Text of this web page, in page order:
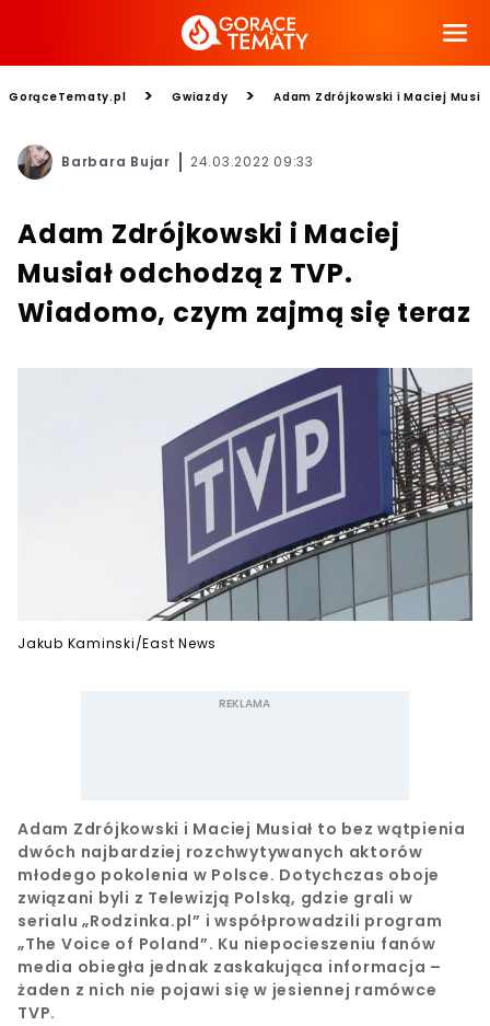
GorąceTematy.pl > Gwiazdy > Adam Zdrójkowski i Maciej
Barbara Bujar 24.03.2022 09:33
Adam Zdrójkowski i Maciej
Musiał odchodzą z TVP.
Wiadomo, czym zajmą się teraz
Jakub Kaminski/East News
Adam Zdrójkowski i Maciej Musiał to bez wątpienia
dwóch najbardziej rozchwytywanych aktorów
młodego pokolenia w Polsce. Dotychczas oboje
związani byli z Telewizją Polską, gdzie grali w
serialu „Rodzinka.pl” i współprowadzili program
„The Voice of Poland”. Ku niepocieszeniu fanów
media obiegła jednak zaskakująca informacja –
żaden z nich nie pojawi się w jesiennej ramówce
TVP.